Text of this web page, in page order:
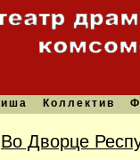
Коллектив
Во Дворце